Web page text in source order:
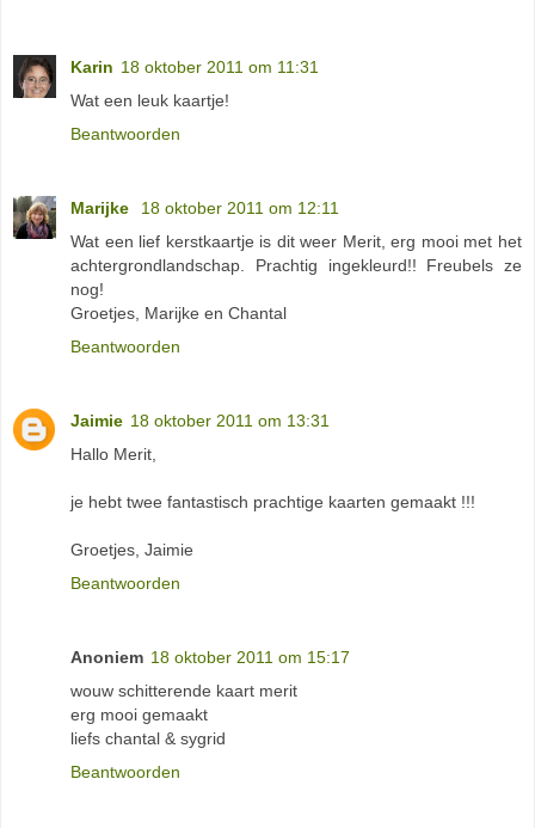
Karin 18 oktober 2011 om 11:31
Wat een leuk kaartje!
Beantwoorden
Marijke
18 oktober 2011 om 12:11
Wat een lief kerstkaartje is dit weer Merit, erg mooi met het
achtergrondlandschap. Prachtig ingekleurd!! Freubels ze
nog!
Groetjes, Marijke en Chantal
Beantwoorden
Jaimie 18 oktober 2011 om 13:31
Hallo Merit,
je hebt twee fantastisch prachtige kaarten gemaakt !!!
Groetjes, Jaimie
Beantwoorden
Anoniem 18 oktober 2011 om 15:17
wouw schitterende kaart merit
erg mooi gemaakt
liefs chantal & sygrid
Beantwoorden